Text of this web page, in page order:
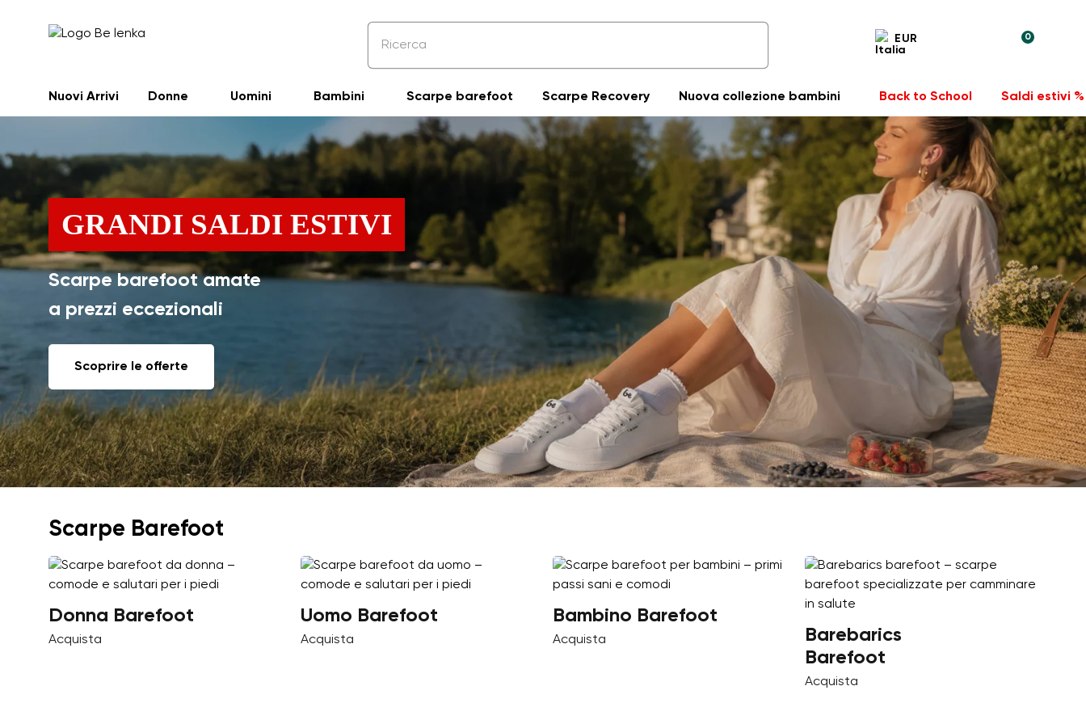
EUR 0
Nuovi Arrivi Donne Uomini Bambini Scarpe barefoot Scarpe Recovery Nuova collezione bambini Back to School Saldi estivi %
GRANDI SALDI ESTIVI
Scarpe barefoot amate
a prezzi eccezionali
Scoprire le offerte
Scarpe Barefoot
Donna Barefoot
Acquista
Uomo Barefoot
Acquista
Bambino Barefoot
Acquista
Barebarics
Barefoot
Acquista